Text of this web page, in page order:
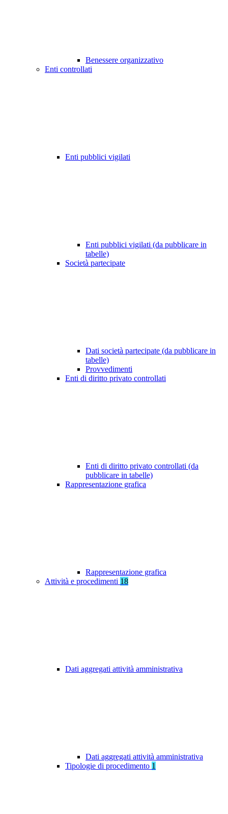
Benessere organizzativo
Enti controllati
Enti pubblici vigilati
Enti pubblici vigilati (da pubblicare in
tabelle)
Società partecipate
Dati società partecipate (da pubblicare in
tabelle)
Provvedimenti
Enti di diritto privato controllati
Enti di diritto privato controllati (da
pubblicare in tabelle)
Rappresentazione grafica
Rappresentazione grafica
Attività e procedimenti 18
Dati aggregati attività amministrativa
Dati aggregati attività amministrativa
Tipologie di procedimento 1